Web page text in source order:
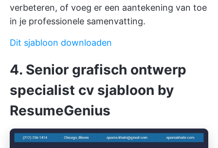
verbeteren, of voeg er een aantekening van toe
in je professionele samenvatting.
Dit sjabloon downloaden
4. Senior grafisch ontwerp
specialist cv sjabloon by
ResumeGenius